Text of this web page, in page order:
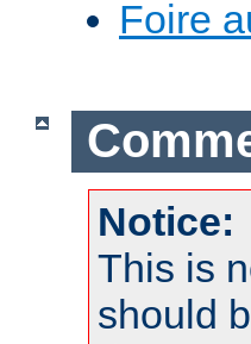
Foire
Notice:
This is
should